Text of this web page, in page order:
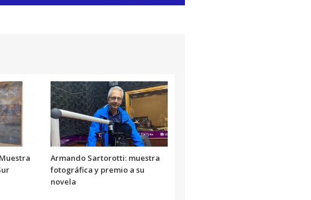
aumentar
disminuir
el
volumen.
Armando Sartorotti: muestra
fotográfica y premio a su
novela